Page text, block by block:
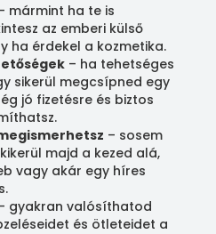
mármint ha te is
az emberi külső
ha érdekel a kozmetika.
– ha tehetséges
sikerül megcsípned egy
jó fizetésre és biztos
– sosem
majd a kezed alá,
vagy akár egy híres
gyakran valósíthatod
és ötleteidet a